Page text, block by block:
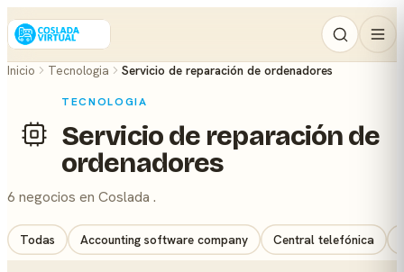
Inicio Tecnologia Servicio de reparación de ordenadores
TECNOLOGIA
Servicio de reparación de
ordenadores
6 negocios en Coslada .
Todas Accounting software company Central telefónica